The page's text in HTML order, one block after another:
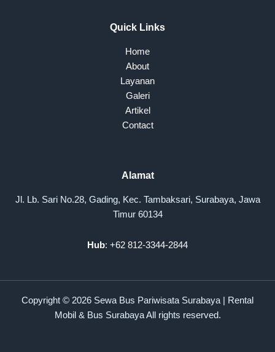
Quick Links
Home
About
Layanan
Galeri
Artikel
Contact
Alamat
Jl. Lb. Sari No.28, Gading, Kec. Tambaksari, Surabaya, Jawa
Timur 60134
Hub: +62 812-3344-2844
Copyright © 2026 Sewa Bus Pariwisata Surabaya | Rental
Mobil & Bus Surabaya All rights reserved.